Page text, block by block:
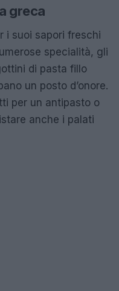
greca
i suoi sapori freschi
specialità, gli
di pasta fillo
un posto d’onore.
per un antipasto o
anche i palati